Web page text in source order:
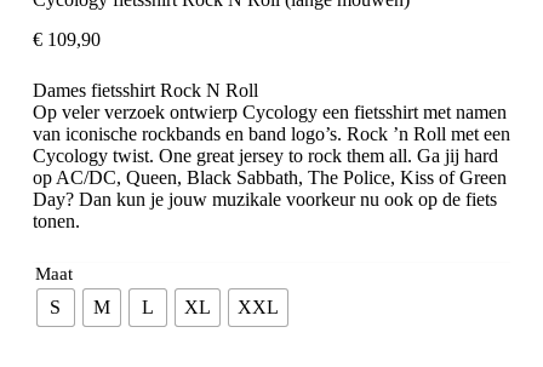
€109,90
Dames fietsshirt Rock N Roll
Op veler verzoek ontwierp Cycology een fietsshirt met namen
van iconische rockbands en band logo’s. Rock ’n Roll met een
Cycology twist. One great jersey to rock them all. Ga jij hard
op AC/DC, Queen, Black Sabbath, The Police, Kiss of Green
Day? Dan kun je jouw muzikale voorkeur nu ook op de fiets
tonen.
Maat
S M L XL XXL